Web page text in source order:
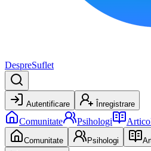
DespreSuflet
Autentificare Înregistrare
Comunitate Psihologi
Comunitate Psihologi